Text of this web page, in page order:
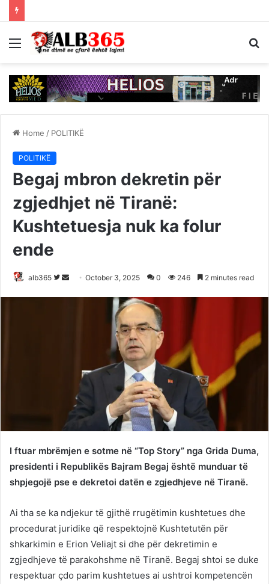
Menu
Home / POLITIKË
POLITIKË
Begaj mbron dekretin për
zgjedhjet në Tiranë:
Kushtetuesja nuk ka folur
ende
alb365
Follow
SendOctober 3, 2025 0 246 2 minutes read
I ftuar mbrëmjen e sotme në “Top Story” nga Grida Duma,
presidenti i Republikës Bajram Begaj është munduar të
shpjegojë pse e dekretoi datën e zgjedhjeve në Tiranë.
Ai tha se ka ndjekur të gjithë rrugëtimin kushtetues dhe
procedurat juridike që respektojnë Kushtetutën për
shkarkimin e Erion Veliajt si dhe për dekretimin e
zgjedhjeve të parakohshme në Tiranë. Begaj shtoi se duke
respektuar çdo parim kushtetues ai ushtroi kompetencën